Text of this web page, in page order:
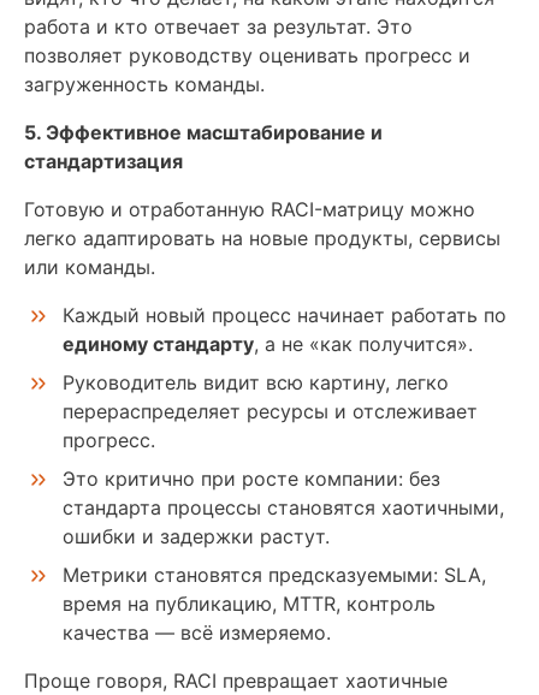
работа и кто отвечает за результат. Это
позволяет руководству оценивать прогресс и
загруженность команды.
5. Эффективное масштабирование и
стандартизация
Готовую и отработанную RACI-матрицу можно
легко адаптировать на новые продукты, сервисы
или команды.
Каждый новый процесс начинает работать по
единому стандарту, а не «как получится».
Руководитель видит всю картину, легко
перераспределяет ресурсы и отслеживает
прогресс.
Это критично при росте компании: без
стандарта процессы становятся хаотичными,
ошибки и задержки растут.
Метрики становятся предсказуемыми: SLA,
время на публикацию, MTTR, контроль
качества — всё измеряемо.
Проще говоря, RACI превращает хаотичные